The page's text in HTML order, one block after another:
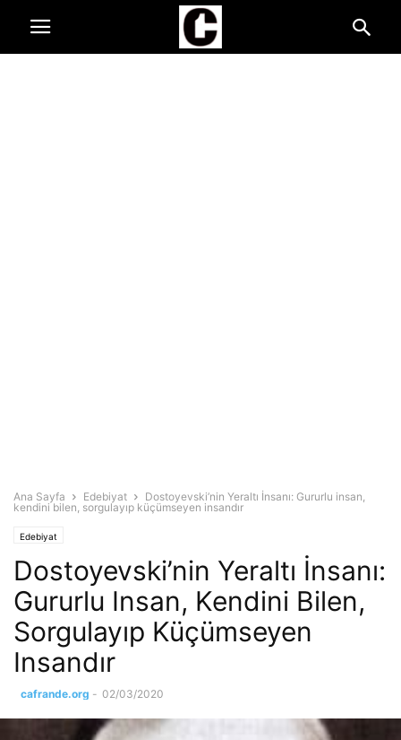
Ana Sayfa Edebiyat
Dostoyevski’nin Yeraltı İnsanı: Gururlu insan,
kendini bilen, sorgulayıp küçümseyen insandır
Edebiyat
Dostoyevski’nin Yeraltı İnsanı:
Gururlu Insan, Kendini Bilen,
Sorgulayıp Küçümseyen
Insandır
cafrande.org - 02/03/2020